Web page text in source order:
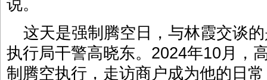
说。
这天是强制腾空日，与林霞交谈
执行局干警高晓东。2024年10月，
制腾空执行，走访商户成为他的日